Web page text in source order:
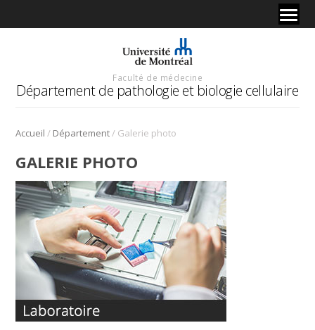
Faculté de médecine
Département de pathologie et biologie cellulaire
Accueil / Département/ Galerie photo
GALERIE PHOTO